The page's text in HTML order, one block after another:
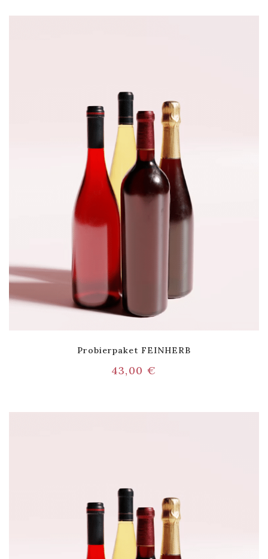
Probierpaket FEINHERB
43,00 €